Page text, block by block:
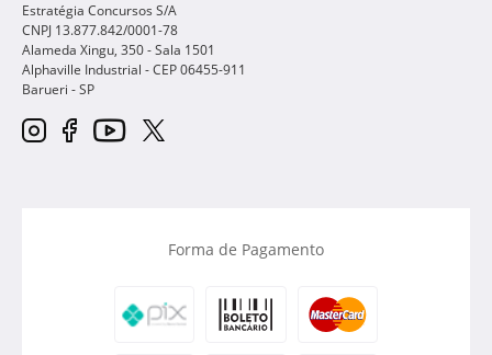
Estratégia Concursos S/A
CNPJ 13.877.842/0001-78
Alameda Xingu, 350 - Sala 1501
Alphaville Industrial - CEP06455-911
Barueri -SP
Forma de Pagamento